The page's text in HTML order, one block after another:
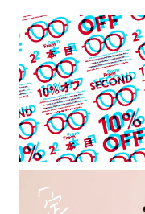
カラーレンズ：ライト
カラーレンズ：トレン
コンシーラーカラー
コンシーラーカラーUV
チークカラー
偏光レンズ
アクティブレンズ
JINS VIOLET+